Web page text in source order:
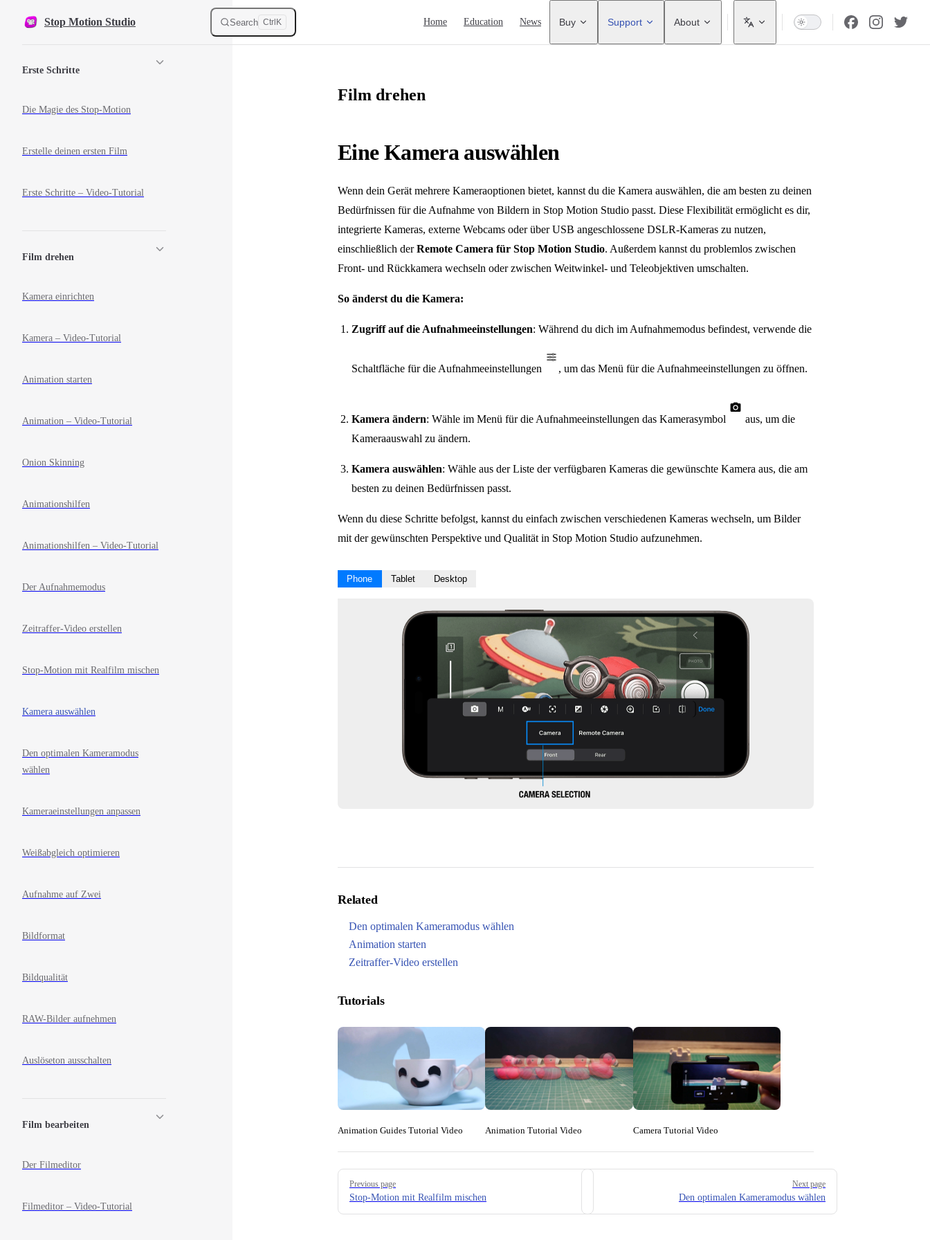
Skip to content
Stop Motion Studio Search Ctrl K Home Education News Buy Support About
Erste Schritte
Die Magie des Stop-Motion
Erstelle deinen ersten Film
Erste Schritte – Video-Tutorial
Film drehen
Kamera einrichten
Kamera – Video-Tutorial
Animation starten
Animation – Video-Tutorial
Onion Skinning
Animationshilfen
Animationshilfen – Video-Tutorial
Der Aufnahmemodus
Zeitraffer-Video erstellen
Stop-Motion mit Realfilm mischen
Kamera auswählen
Den optimalen Kameramodus
wählen
Kameraeinstellungen anpassen
Weißabgleich optimieren
Aufnahme auf Zwei
Bildformat
Bildqualität
RAW-Bilder aufnehmen
Auslöseton ausschalten
Film bearbeiten
Der Filmeditor
Filmeditor – Video-Tutorial
Film drehen
Eine Kamera auswählen
Wenn dein Gerät mehrere Kameraoptionen bietet, kannst du die Kamera auswählen, die am besten zu deinen
Bedürfnissen für die Aufnahme von Bildern in Stop Motion Studio passt. Diese Flexibilität ermöglicht es dir,
integrierte Kameras, externe Webcams oder über USB angeschlossene DSLR-Kameras zu nutzen,
einschließlich derRemote Camera für Stop Motion Studio. Außerdem kannst du problemlos zwischen
Front- und Rückkamera wechseln oder zwischen Weitwinkel- und Teleobjektiven umschalten.
So änderst du die Kamera:
Zugriff auf die Aufnahmeeinstellungen: Während du dich im Aufnahmemodus befindest, verwende die
Schaltfläche für die Aufnahmeeinstellungen , um das Menü für die Aufnahmeeinstellungen zu öffnen.
Kamera ändern: Wähle im Menü für die Aufnahmeeinstellungen das Kamerasymbol
aus, um die
Kameraauswahl zu ändern.
Kamera auswählen: Wähle aus der Liste der verfügbaren Kameras die gewünschte Kamera aus, die am
besten zu deinen Bedürfnissen passt.
Wenn du diese Schritte befolgst, kannst du einfach zwischen verschiedenen Kameras wechseln, um Bilder
mit der gewünschten Perspektive und Qualität in Stop Motion Studio aufzunehmen.
Phone Tablet Desktop
Related
Den optimalen Kameramodus wählen
Animation starten
Zeitraffer-Video erstellen
Tutorials
Animation Guides Tutorial Video Animation Tutorial Video Camera Tutorial Video
Pager
Previous page
Stop-Motion mit Realfilm mischen
Next page
Den optimalen Kameramodus wählen